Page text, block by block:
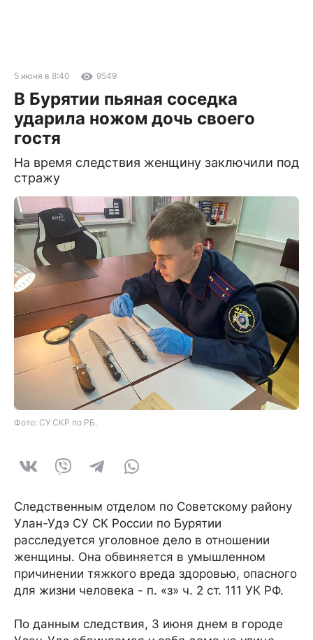
5 июня в 8:40 9549
В Бурятии пьяная соседка
ударила ножом дочь своего
гостя
На время следствия женщину заключили под
стражу
Фото: СУ СКР по РБ.
Следственным отделом по Советскому району
Улан-Удэ СУ СК России по Бурятии
расследуется уголовное дело в отношении
женщины. Она обвиняется в умышленном
причинении тяжкого вреда здоровью, опасного
для жизни человека - п. «з» ч. 2 ст. 111 УК РФ.
По данным следствия, 3 июня днем в городе